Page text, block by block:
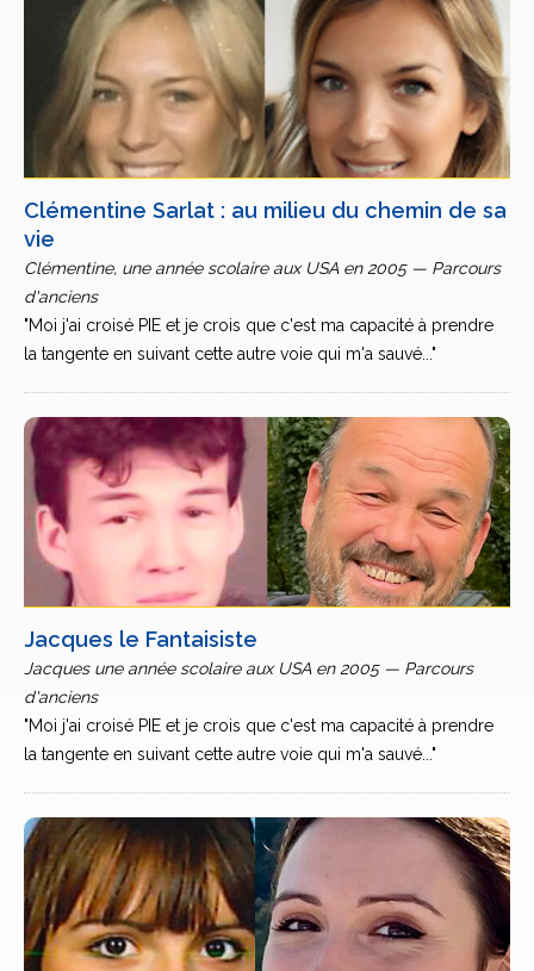
Clémentine Sarlat : au milieu du chemin de sa
vie
Clémentine, une année scolaire aux USA en 2005 — Parcours
d'anciens
"Moi j'ai croisé PIE et je crois que c'est ma capacité à prendre
la tangente en suivant cette autre voie qui m'a sauvé..."
Jacques le Fantaisiste
Jacques une année scolaire aux USA en 2005 — Parcours
d'anciens
"Moi j'ai croisé PIE et je crois que c'est ma capacité à prendre
la tangente en suivant cette autre voie qui m'a sauvé..."